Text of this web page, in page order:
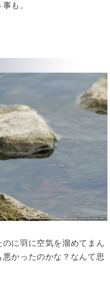
も。
に羽に空気を溜めてまん
かったのかな？なんて思